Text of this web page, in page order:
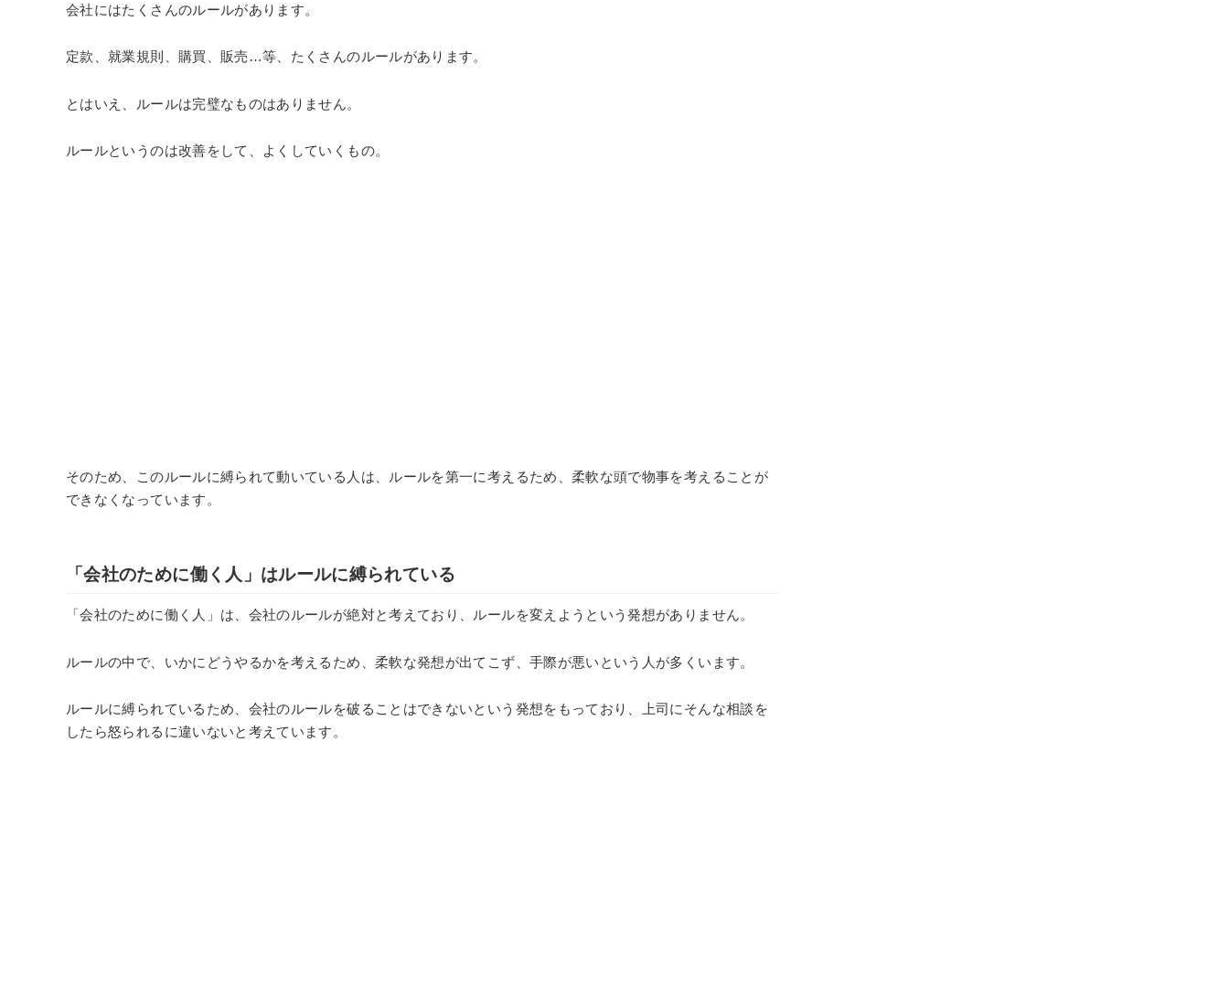
会社にはたくさんのルールがあります。
定款、就業規則、購買、販売…等、たくさんのルールがあります。
とはいえ、ルールは完璧なものはありません。
ルールというのは改善をして、よくしていくもの。
そのため、このルールに縛られて動いている人は、ルールを第一に考えるため、柔軟な頭で物事を考えることが
できなくなっています。
「会社のために働く人」はルールに縛られている
「会社のために働く人」は、会社のルールが絶対と考えており、ルールを変えようという発想がありません。
ルールの中で、いかにどうやるかを考えるため、柔軟な発想が出てこず、手際が悪いという人が多くいます。
ルールに縛られているため、会社のルールを破ることはできないという発想をもっており、上司にそんな相談を
したら怒られるに違いないと考えています。